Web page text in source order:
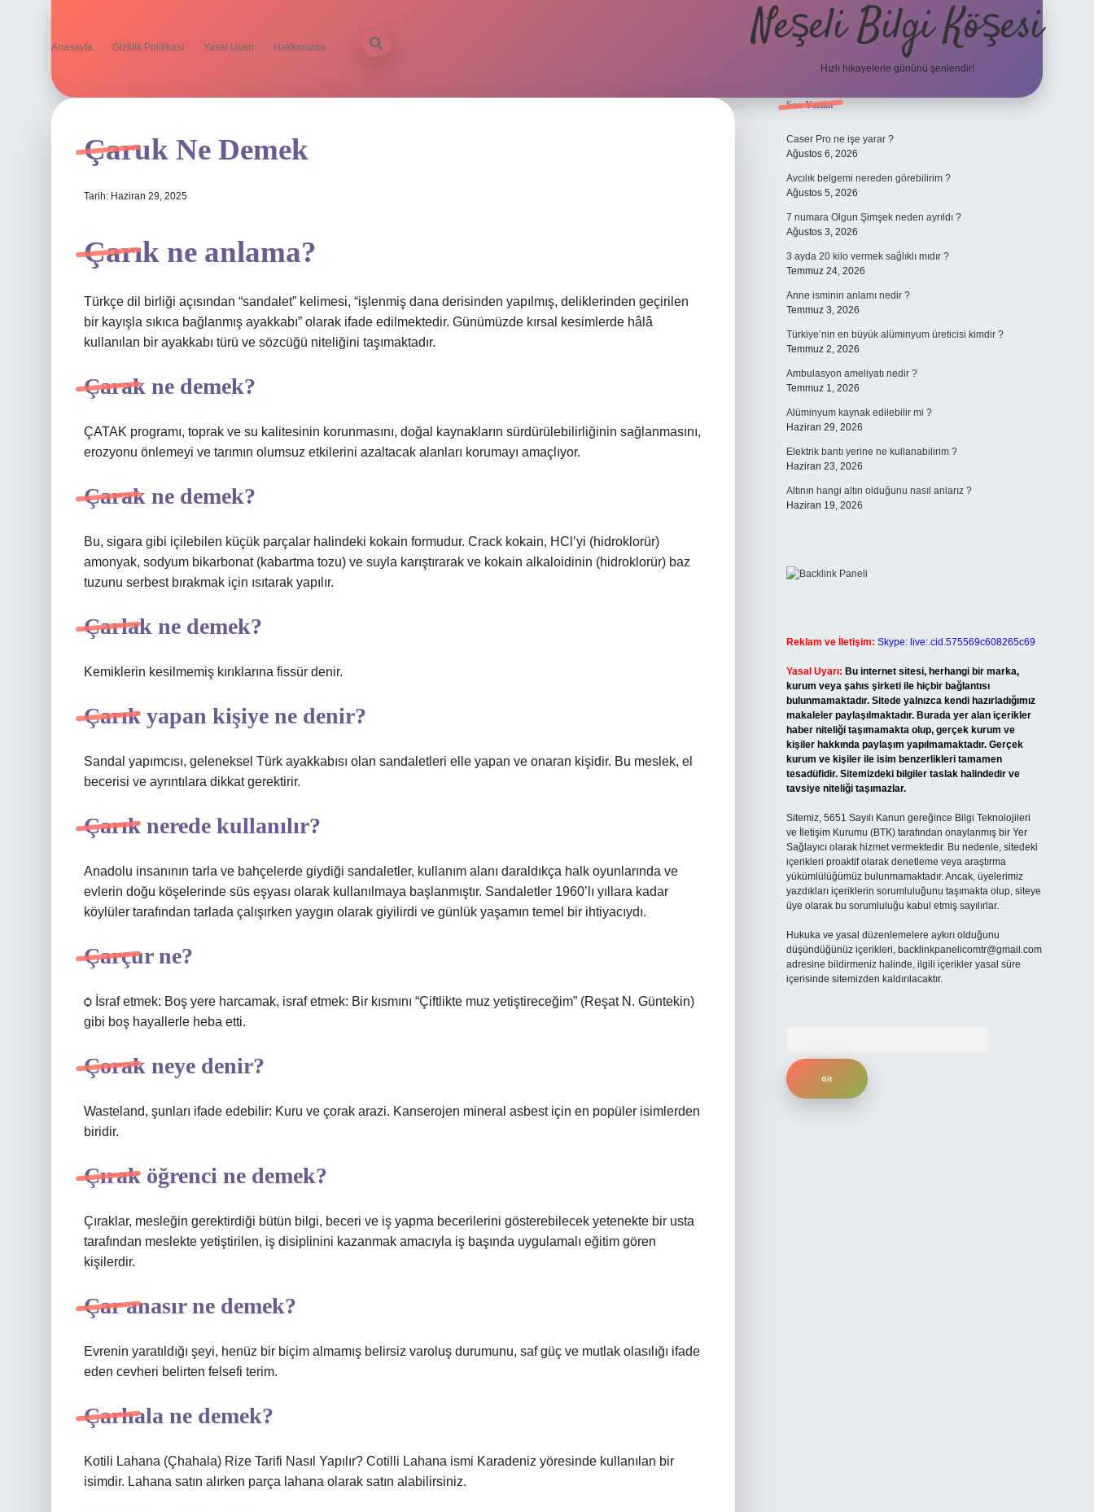
Anasayfa Gizlilik Politikası Yasal Uyarı Hakkımızda Neşeli Bilgi Köşesi
Hızlı hikayelerle gününü şenlendir!
Çaruk Ne Demek
Tarih: Haziran 29, 2025
Çarık ne anlama?
Türkçe dil birliği açısından “sandalet” kelimesi, “işlenmiş dana derisinden yapılmış, deliklerinden geçirilen
bir kayışla sıkıca bağlanmış ayakkabı” olarak ifade edilmektedir. Günümüzde kırsal kesimlerde hâlâ
kullanılan bir ayakkabı türü ve sözcüğü niteliğini taşımaktadır.
Çarak ne demek?
ÇATAK programı, toprak ve su kalitesinin korunmasını, doğal kaynakların sürdürülebilirliğinin sağlanmasını,
erozyonu önlemeyi ve tarımın olumsuz etkilerini azaltacak alanları korumayı amaçlıyor.
Çarak ne demek?
Bu, sigara gibi içilebilen küçük parçalar halindeki kokain formudur. Crack kokain, HCl’yi (hidroklorür)
amonyak, sodyum bikarbonat (kabartma tozu) ve suyla karıştırarak ve kokain alkaloidinin (hidroklorür) baz
tuzunu serbest bırakmak için ısıtarak yapılır.
Çarlak ne demek?
Kemiklerin kesilmemiş kırıklarına fissür denir.
Çarık yapan kişiye ne denir?
Sandal yapımcısı, geleneksel Türk ayakkabısı olan sandaletleri elle yapan ve onaran kişidir. Bu meslek, el
becerisi ve ayrıntılara dikkat gerektirir.
Çarık nerede kullanılır?
Anadolu insanının tarla ve bahçelerde giydiği sandaletler, kullanım alanı daraldıkça halk oyunlarında ve
evlerin doğu köşelerinde süs eşyası olarak kullanılmaya başlanmıştır. Sandaletler 1960’lı yıllara kadar
köylüler tarafından tarlada çalışırken yaygın olarak giyilirdi ve günlük yaşamın temel bir ihtiyacıydı.
Çarçur ne?
ѻ İsraf etmek: Boş yere harcamak, israf etmek: Bir kısmını “Çiftlikte muz yetiştireceğim” (Reşat N. Güntekin)
gibi boş hayallerle heba etti.
Çorak neye denir?
Wasteland, şunları ifade edebilir: Kuru ve çorak arazi. Kanserojen mineral asbest için en popüler isimlerden
biridir.
Çırak öğrenci ne demek?
Çıraklar, mesleğin gerektirdiği bütün bilgi, beceri ve iş yapma becerilerini gösterebilecek yetenekte bir usta
tarafından meslekte yetiştirilen, iş disiplinini kazanmak amacıyla iş başında uygulamalı eğitim gören
kişilerdir.
Çar anasır ne demek?
Evrenin yaratıldığı şeyi, henüz bir biçim almamış belirsiz varoluş durumunu, saf güç ve mutlak olasılığı ifade
eden cevheri belirten felsefi terim.
Çarhala ne demek?
Kotili Lahana (Çhahala) Rize Tarifi Nasıl Yapılır? Cotilli Lahana ismi Karadeniz yöresinde kullanılan bir
isimdir. Lahana satın alırken parça lahana olarak satın alabilirsiniz.
Sidebar
Son Yazılar
Caser Pro ne işe yarar ?
Ağustos 6, 2026
Avcılık belgemi nereden görebilirim ?
Ağustos 5, 2026
7 numara Olgun Şimşek neden ayrıldı ?
Ağustos 3, 2026
3 ayda 20 kilo vermek sağlıklı mıdır ?
Temmuz 24, 2026
Anne isminin anlamı nedir ?
Temmuz 3, 2026
Türkiye’nin en büyük alüminyum üreticisi kimdir ?
Temmuz 2, 2026
Ambulasyon ameliyatı nedir ?
Temmuz 1, 2026
Alüminyum kaynak edilebilir mi ?
Haziran 29, 2026
Elektrik bantı yerine ne kullanabilirim ?
Haziran 23, 2026
Altının hangi altın olduğunu nasıl anlarız ?
Haziran 19, 2026
Reklam ve İletişim: Skype: live:.cid.575569c608265c69
Yasal Uyarı: Bu internet sitesi, herhangi bir marka,
kurum veya şahıs şirketi ile hiçbir bağlantısı
bulunmamaktadır. Sitede yalnızca kendi hazırladığımız
makaleler paylaşılmaktadır. Burada yer alan içerikler
haber niteliği taşımamakta olup, gerçek kurum ve
kişiler hakkında paylaşım yapılmamaktadır. Gerçek
kurum ve kişiler ile isim benzerlikleri tamamen
tesadüfidir. Sitemizdeki bilgiler taslak halindedir ve
tavsiye niteliği taşımazlar.
Sitemiz, 5651 Sayılı Kanun gereğince Bilgi Teknolojileri
ve İletişim Kurumu (BTK) tarafından onaylanmış bir Yer
Sağlayıcı olarak hizmet vermektedir. Bu nedenle, sitedeki
içerikleri proaktif olarak denetleme veya araştırma
yükümlülüğümüz bulunmamaktadır. Ancak, üyelerimiz
yazdıkları içeriklerin sorumluluğunu taşımakta olup, siteye
üye olarak bu sorumluluğu kabul etmiş sayılırlar.
Hukuka ve yasal düzenlemelere aykırı olduğunu
düşündüğünüz içerikleri, backlinkpanelicomtr@gmail.com
adresine bildirmeniz halinde, ilgili içerikler yasal süre
içerisinde sitemizden kaldırılacaktır.